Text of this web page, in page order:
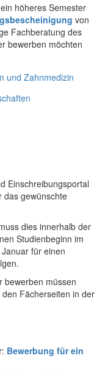
höheres Semester
von
Fachberatung des
bewerben möchten
und Zahnmedizin
Einschreibungsportal
das gewünschte
dies innerhalb der
Studienbeginn im
für einen
bewerben müssen
Fächerseiten in der
Bewerbung für ein